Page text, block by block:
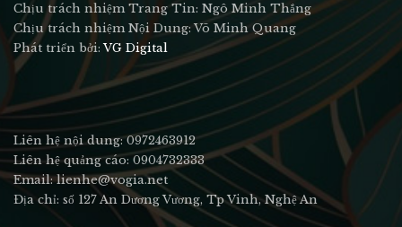
Chịu trách nhiệm Trang Tin: Ngô Minh Thắng
Chịu trách nhiệm Nội Dung: Võ Minh Quang
Phát triển bởi:VG Digital
Liên hệ nội dung: 0972463912
Liên hệ quảng cáo: 0904732333
Email: lienhe@vogia.net
Địa chỉ: số 127 An Dương Vương, Tp Vinh, Nghệ An